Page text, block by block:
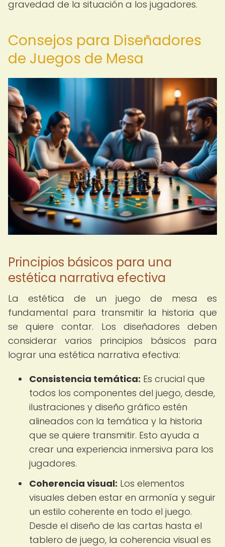
gravedad de la situación a los jugadores.
Consejos para Diseñadores
de Juegos de Mesa
Principios básicos para una
estética narrativa efectiva
La estética de un juego de mesa es
fundamental para transmitir la historia que
se quiere contar. Los diseñadores deben
considerar varios principios básicos para
lograr una estética narrativa efectiva:
Consistencia temática: Es crucial que
todos los componentes del juego, desde,
ilustraciones y diseño gráfico estén
alineados con la temática y la historia
que se quiere transmitir. Esto ayuda a
crear una experiencia inmersiva para los
jugadores.
Coherencia visual: Los elementos
visuales deben estar en armonía y seguir
un estilo coherente en todo el juego.
Desde el diseño de las cartas hasta el
tablero de juego, la coherencia visual es